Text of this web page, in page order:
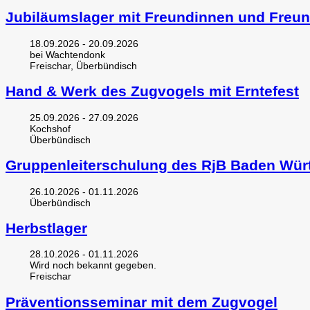
Jubiläumslager mit Freundinnen und
18.09.2026 - 20.09.2026
bei Wachtendonk
Freischar, Überbündisch
Hand & Werk des Zugvogels mit Erntefest
25.09.2026 - 27.09.2026
Kochshof
Überbündisch
Gruppenleiterschulung des RjB Baden
26.10.2026 - 01.11.2026
Überbündisch
Herbstlager
28.10.2026 - 01.11.2026
Wird noch bekannt gegeben.
Freischar
Präventionsseminar mit dem Zugvogel